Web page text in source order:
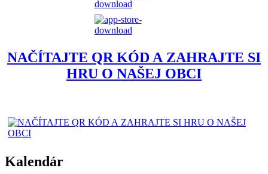
NAČÍTAJTE QR KÓD A ZAHRAJTE SI
HRU O NAŠEJ OBCI
Kalendár